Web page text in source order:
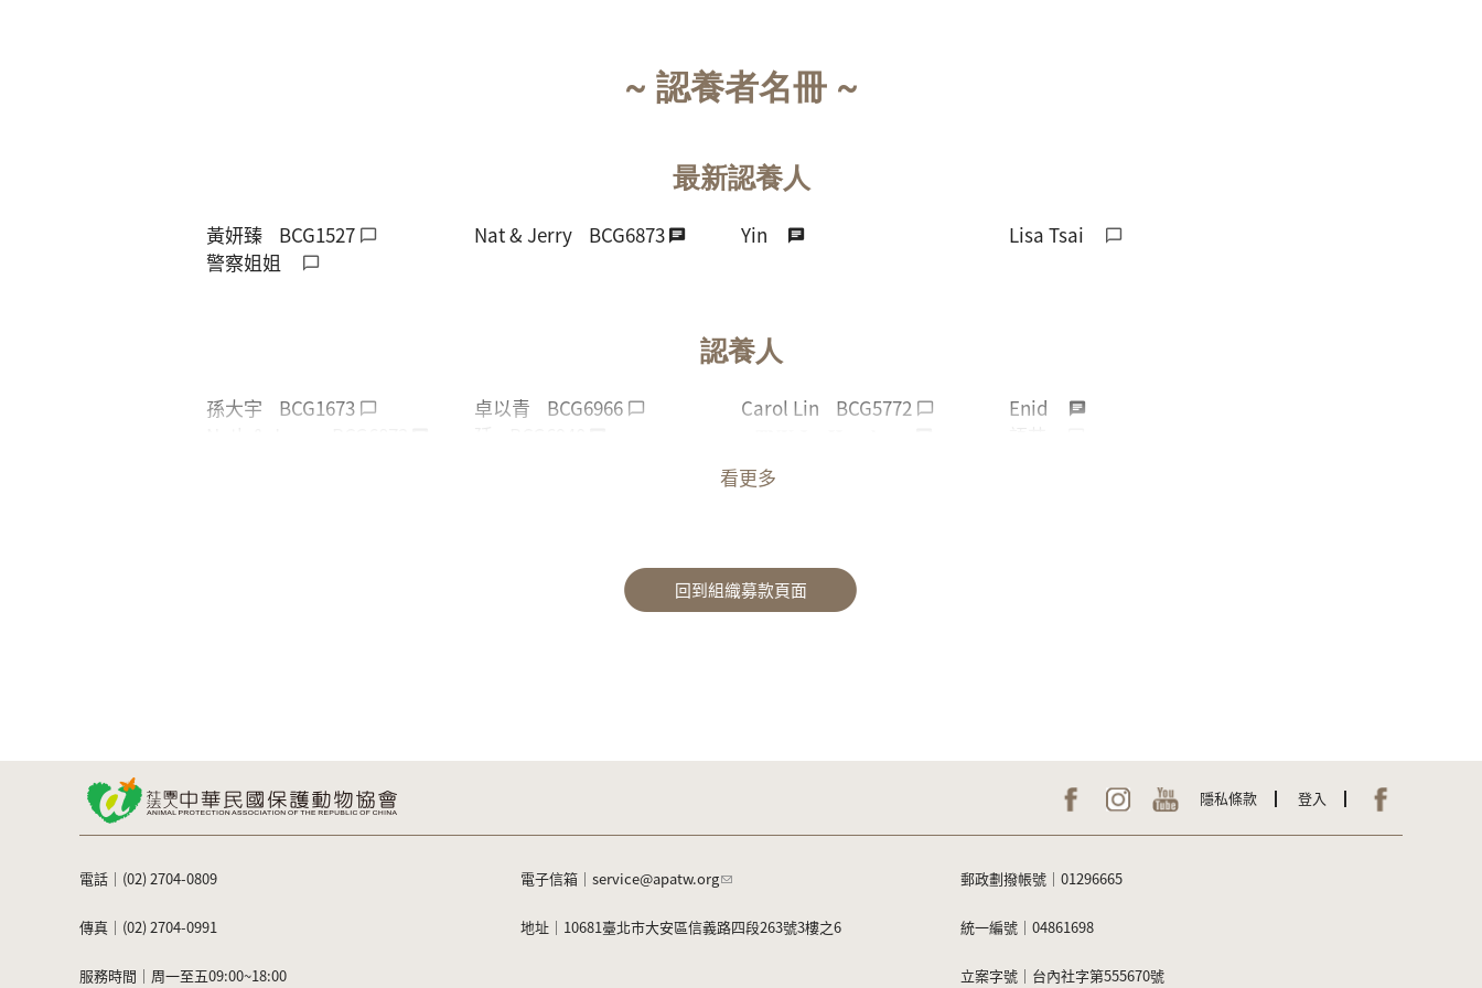
~ 認養者名冊 ~
最新認養人
黃妍臻 BCG1527 Nat & Jerry BCG6873 Yin
Lisa Tsai
警察姐姐
認養人
孫大宇 BCG1673 卓以青 BCG6966 Carol Lin BCG5772
Enid
沈星回
看更多
回到組織募款頁面
隱私條款 登入
電話｜(02) 2704-0809
傳真｜(02) 2704-0991
服務時間｜周一至五09:00~18:00
電子信箱｜ service@apatw.org
地址｜10681臺北市大安區信義路四段263號3樓之6
郵政劃撥帳號｜01296665
統一編號｜04861698
立案字號｜台內社字第555670號